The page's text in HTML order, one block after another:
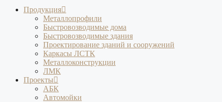
Продукция
Металлопрофили
Быстровозводимые дома
Быстровозводимые здания
Проектирование зданий и сооружений
Каркасы ЛСТК
Металлоконструкции
ЛМК
Проекты
АБК
Автомойки